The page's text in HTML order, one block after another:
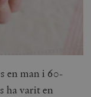
en man i 60-
ha varit en